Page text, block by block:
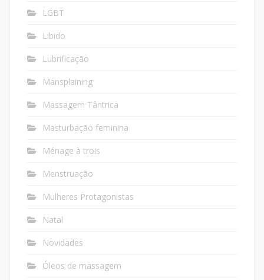
LGBT
Libido
Lubrificação
Mansplaining
Massagem Tântrica
Masturbação feminina
Ménage à trois
Menstruação
Mulheres Protagonistas
Natal
Novidades
Óleos de massagem